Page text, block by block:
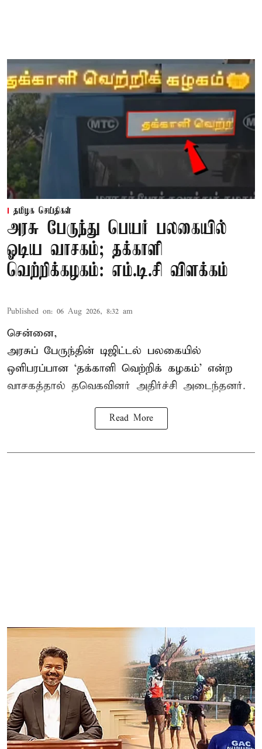
தமிழக செய்திகள்
அரசு பேருந்து பெயர் பலகையில்
ஓடிய வாசகம்; தக்காளி
வெற்றிக்கழகம்: எம்.டி.சி விளக்கம்
Published on: 06 Aug 2026, 8:32 am
சென்னை,
அரசுப் பேருந்தின் டிஜிட்டல் பலகையில்
ஒளிபரப்பான ‘தக்காளி வெற்றிக் கழகம்’ என்ற
வாசகத்தால் தவெகவினர் அதிர்ச்சி அடைந்தனர்.
Read More